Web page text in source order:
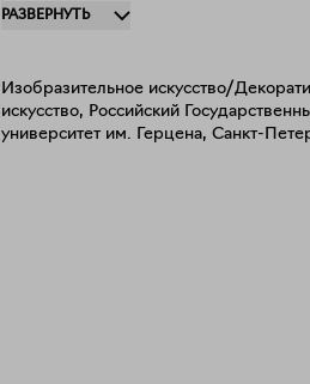
происходило становление личности:
а заброшенные и недостроенные
неотъемлемой частью окружающего
художницы находятся в фонде редких
РАЗВЕРНУТЬ
Изобразительное искусство/
искусство, Российский
университет им. Герцена, Санкт-